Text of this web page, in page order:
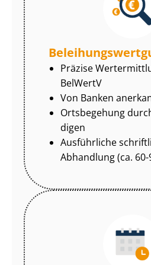
Präzise
BelWertV
Von Banken
Ortsbegehung
di­gen
Ausführliche
Abhandlung (ca. 60-